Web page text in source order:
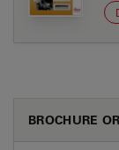
BROCHURE